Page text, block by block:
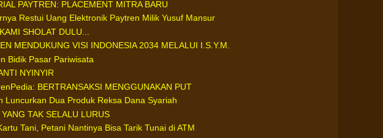
PAYTREN: PLACEMENT MITRA BARU
Restui Uang Elektronik Paytren Milik Yusuf Mansur
SHOLAT DULU...
MENDUKUNG VISI INDONESIA 2034 MELALUI I.S.Y.M.
Bidik Pasar Pariwisata
NYINYIR
BERTRANSAKSI MENGGUNAKAN PUT
Luncurkan Dua Produk Reksa Dana Syariah
TAK SELALU LURUS
Tani, Petani Nantinya Bisa Tarik Tunai di ATM